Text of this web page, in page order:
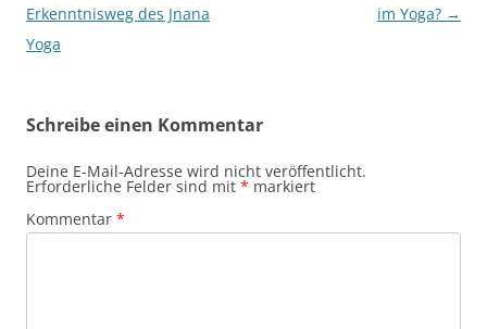
Erkenntnisweg des Jnana
Yoga
im Yoga? →
Schreibe einen Kommentar
Deine E-Mail-Adresse wird nicht veröffentlicht.
Erforderliche Felder sind mit * markiert
Kommentar *